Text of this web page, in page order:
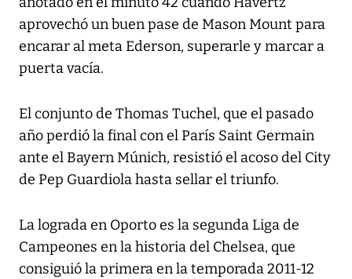
aprovechó un buen pase de Mason Mount para
encarar al meta Ederson, superarle y marcar a
puerta vacía.
El conjunto de Thomas Tuchel, que el pasado
año perdió la final con el París Saint Germain
ante el Bayern Múnich, resistió el acoso del City
de Pep Guardiola hasta sellar el triunfo.
La lograda en Oporto es la segunda Liga de
Campeones en la historia del Chelsea, que
consiguió la primera en la temporada 2011-12